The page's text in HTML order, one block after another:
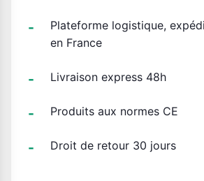
Plateforme logistique,
en France
Livraison express 48h
Produits aux normes CE
Droit de retour 30 jours